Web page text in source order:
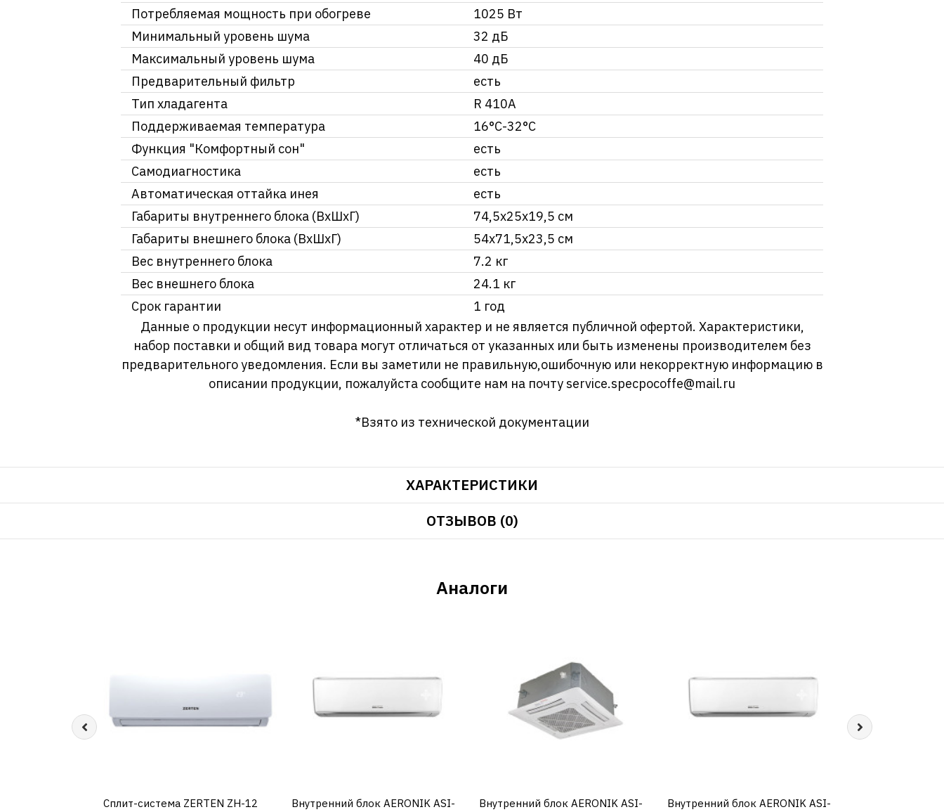
Потребляемая мощность при обогреве
1025 Вт
Минимальный уровень шума
32 дБ
Максимальный уровень шума
40 дБ
Предварительный фильтр
есть
Тип хладагента
R 410A
Поддерживаемая температура
16°C-32°C
Функция "Комфортный сон"
есть
Самодиагностика
есть
Автоматическая оттайка инея
есть
Габариты внутреннего блока (ВхШхГ)
74,5х25х19,5 см
Габариты внешнего блока (ВхШхГ)
54х71,5х23,5 см
Вес внутреннего блока
7.2 кг
Вес внешнего блока
24.1 кг
Срок гарантии
1 год
Данные о продукции несут информационный характер и не является публичной офертой. Характеристики,
набор поставки и общий вид товара могут отличаться от указанных или быть изменены производителем без
предварительного уведомления. Если вы заметили не правильную,ошибочную или некорректную информацию в
описании продукции, пожалуйста сообщите нам на почтуservice.specpocoffe@mail.ru
*Взято из технической документации
ХАРАКТЕРИСТИКИ
ОТЗЫВОВ (0)
Аналоги
КУПИТЬ
Cплит-система ZERTEN ZH-12 КУПИТЬ
Внутренний блок AERONIK ASI-
КУПИТЬ
Внутренний блок AERONIK ASI-
КУПИТЬ
Внутренний блок AERONIK ASI-
Внутренний блок